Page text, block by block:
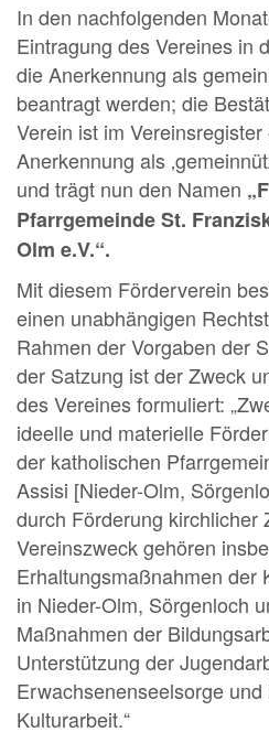
In den nachfolgenden
Eintragung des Vereines in
die Anerkennung als
beantragt werden; die
Verein ist im
Anerkennung als
und trägt nun den Namen
Pfarrgemeinde St.
Olm e.V.“.
Mit diesem Förderverein
einen unabhängigen
Rahmen der Vorgaben der
der Satzung ist der Zweck
des Vereines formuliert:
ideelle und materielle
der katholischen
Assisi [Nieder-Olm,
durch Förderung
Vereinszweck gehören
Erhaltungsmaßnahmen der
in Nieder-Olm, Sörgenloch
Maßnahmen der
Unterstützung der
Erwachsenenseelsorge und
Kulturarbeit.“